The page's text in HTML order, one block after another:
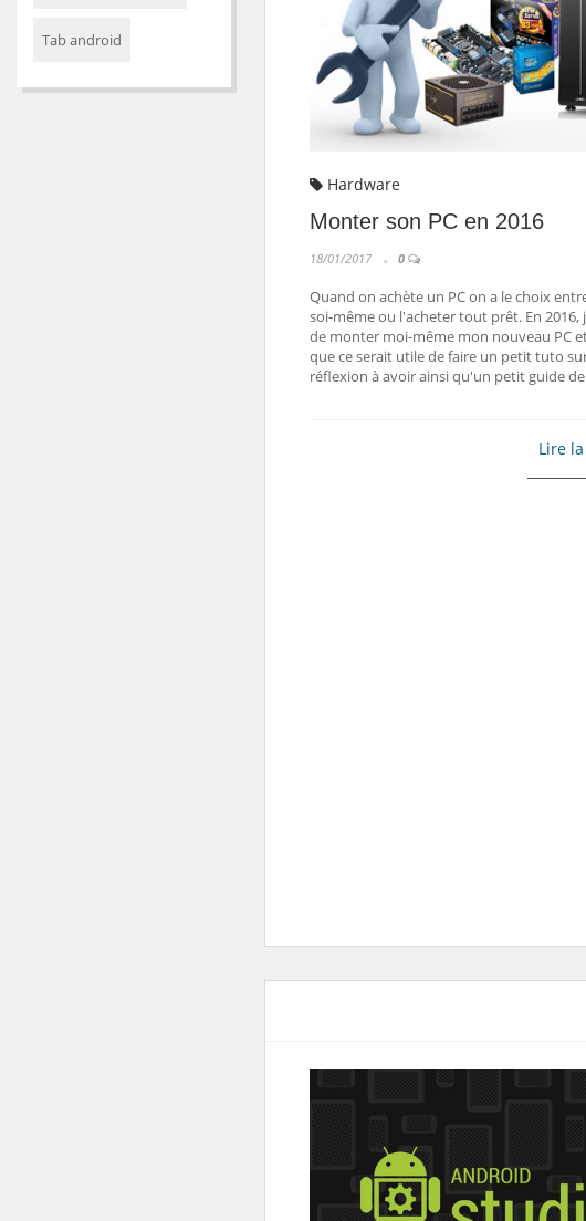
Tab android
Hardware
Monter son PC en 2016
18/01/2017 0
Quand on achète un PC on a le choix
soi-même ou l'acheter tout prêt. En 2016,
de monter moi-même mon nouveau PC
que ce serait utile de faire un petit tuto
réflexion à avoir ainsi qu'un petit guide
Lire